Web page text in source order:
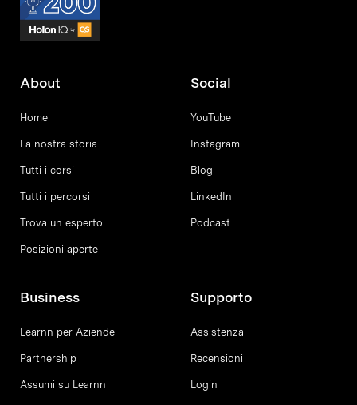
About
Home
La nostra storia
Tutti i corsi
Tutti i percorsi
Trova un esperto
Posizioni aperte
Social
YouTube
Instagram
Blog
LinkedIn
Podcast
Business
Learnn per Aziende
Partnership
Assumi su Learnn
Supporto
Assistenza
Recensioni
Login